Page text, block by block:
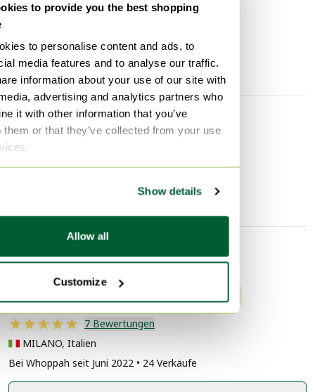
to provide you the best shopping
to personalise content and ads, to
media features and to analyse our traffic.
information about your use of our site with
advertising and analytics partners who
it with other information that you’ve
them or that they’ve collected from your use
Show details
Allow all
Customize
Breite
9 cm
Tiefe
9 cm
Entdecken Sie mehr
Küchenzubehör
Verkäuferinformationen
7 Bewertungen
MILANO, Italien
Bei Whoppah seit Juni 2022 • 24 Verkäufe